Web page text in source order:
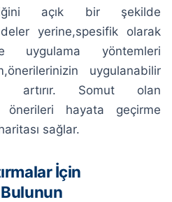
açık bir şekilde
yerine,spesifik olarak
uygulama yöntemleri
uygulanabilir
artırır. Somut olan
önerileri hayata geçirme
sağlar.
İçin